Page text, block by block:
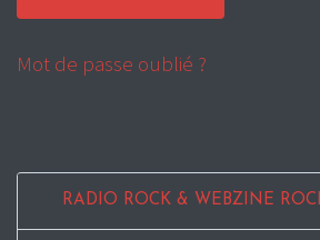
Mot de passe oublié ?
RADIO ROCK & WEBZINE